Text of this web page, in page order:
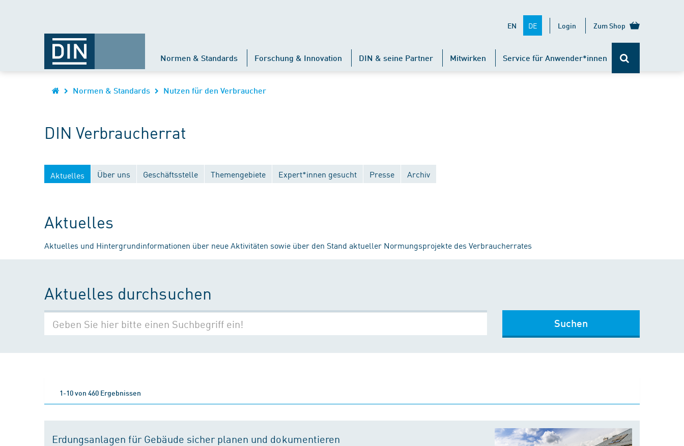
EN DE Login Zum Shop
Normen & Standards Forschung & Innovation DIN & seine Partner Mitwirken Service für Anwender*innen
Normen & Standards Nutzen für den Verbraucher
DIN Verbraucherrat
Aktuelles Über uns Geschäftsstelle Themengebiete Expert*innen gesucht Presse Archiv
Aktuelles
Aktuelles und Hintergrundinformationen über neue Aktivitäten sowie über den Stand aktueller Normungsprojekte des Verbraucherrates
Aktuelles durchsuchen
Suchen
1-10 von 460 Ergebnissen
Erdungsanlagen für Gebäude sicher planen und dokumentieren